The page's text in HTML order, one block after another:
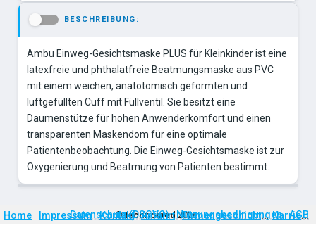
BESCHREIBUNG:
Ambu Einweg-Gesichtsmaske PLUS für Kleinkinder ist eine
latexfreie und phthalatfreie Beatmungsmaske aus PVC
mit einem weichen, anatotomisch geformten und
luftgefüllten Cuff mit Füllventil. Sie besitzt eine
Daumenstütze für hohen Anwenderkomfort und einen
transparenten Maskendom für eine optimale
Patientenbeobachtung. Die Einweg-Gesichtsmaske ist zur
Oxygenierung und Beatmung von Patienten bestimmt.
Home Impressum Kontakt Anfahrt Firmengeschichte Karriere
©technomed 2026
Datenschutz (DSGVO) Nutzungsbedingungen AGB